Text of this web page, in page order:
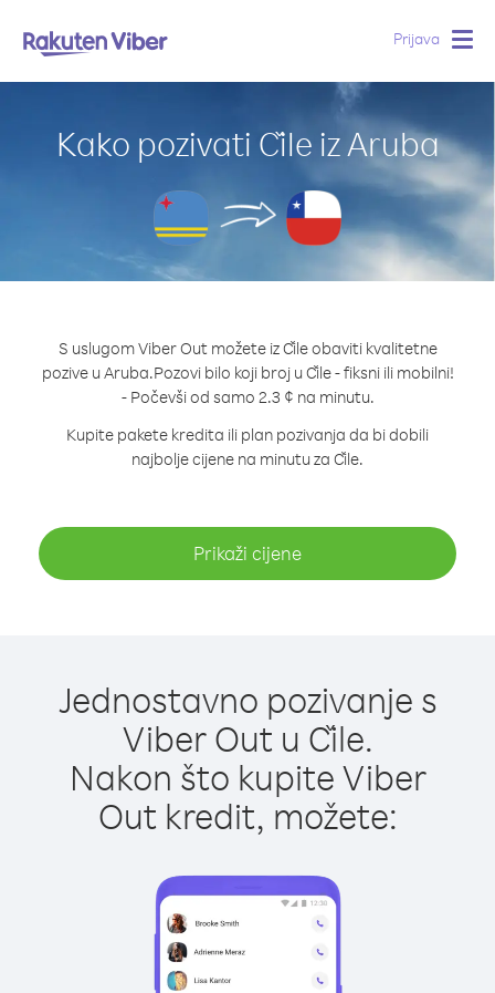
Prijava
Kako pozivati Čile iz Aruba
S uslugom Viber Out možete iz Čile obaviti kvalitetne
pozive u Aruba.Pozovi bilo koji broj u Čile - fiksni ili mobilni!
- Počevši od samo 2.3 ¢ na minutu.
Kupite pakete kredita ili plan pozivanja da bi dobili
najbolje cijene na minutu za Čile.
Prikaži cijene
Jednostavno pozivanje s
Viber Out u Čile.
Nakon što kupite Viber
Out kredit, možete: